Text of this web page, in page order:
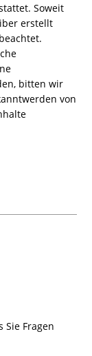
Soweit
erstellt
bitten wir
von
Sie Fragen